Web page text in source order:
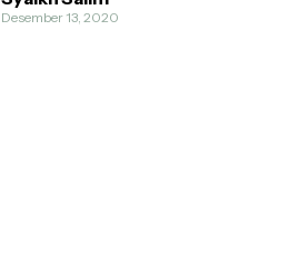
Desember 13, 2020